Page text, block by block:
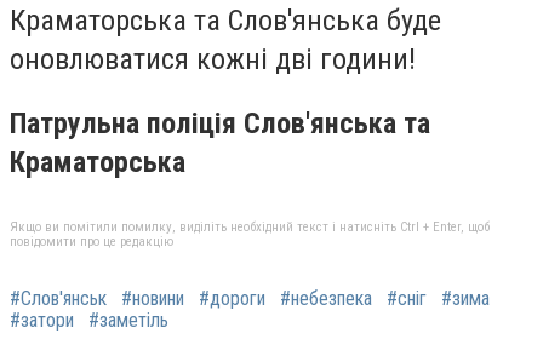
Краматорська та Слов'янська буде
оновлюватися кожні дві години!
Патрульна поліція Слов'янська та
Краматорська
Якщо ви помітили помилку, виділіть необхідний текст і натисніть Ctrl + Enter, щоб
повідомити про це редакцію
#Слов'янськ #новини #дороги #небезпека #сніг
#зима
#затори
#заметіль